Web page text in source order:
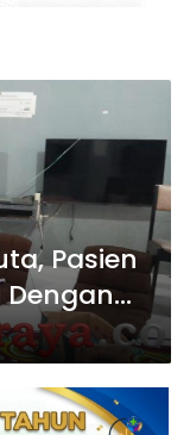
Pasien
Dengan